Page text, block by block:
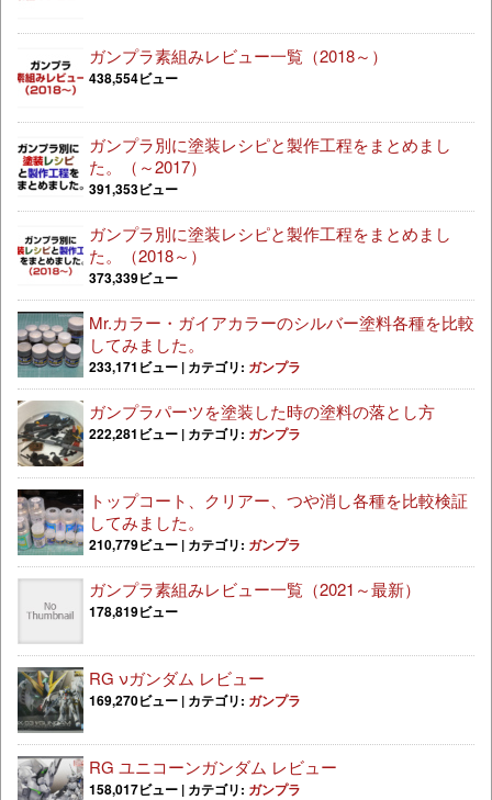
ガンプラ素組みレビュー一覧（2018～）
438,554ビュー
ガンプラ別に塗装レシピと製作工程をまとめまし
た。（～2017）
391,353ビュー
ガンプラ別に塗装レシピと製作工程をまとめまし
た。（2018～）
373,339ビュー
Mr.カラー・ガイアカラーのシルバー塗料各種を比較
してみました。
233,171ビュー | カテゴリ: ガンプラ
ガンプラパーツを塗装した時の塗料の落とし方
222,281ビュー | カテゴリ: ガンプラ
トップコート、クリアー、つや消し各種を比較検証
してみました。
210,779ビュー | カテゴリ: ガンプラ
ガンプラ素組みレビュー一覧（2021～最新）
178,819ビュー
RG νガンダム レビュー
169,270ビュー | カテゴリ: ガンプラ
RG ユニコーンガンダム レビュー
158,017ビュー | カテゴリ: ガンプラ